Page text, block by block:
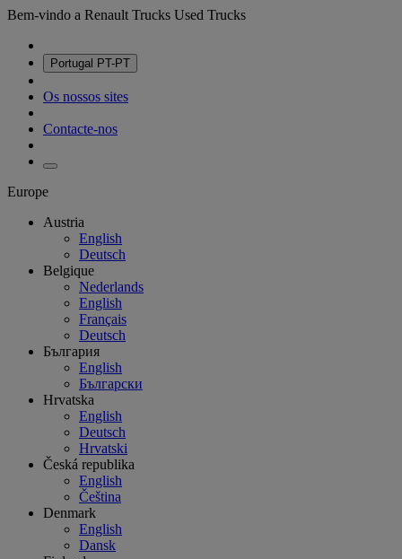
Bem-vindo a Renault Trucks Used Trucks
Portugal PT-PT
Os nossos sites
Contacte-nos
Europe
Austria
English
Deutsch
Belgique
Nederlands
English
Français
Deutsch
България
English
Български
Hrvatska
English
Deutsch
Hrvatski
Česká republika
English
Čeština
Denmark
English
Dansk